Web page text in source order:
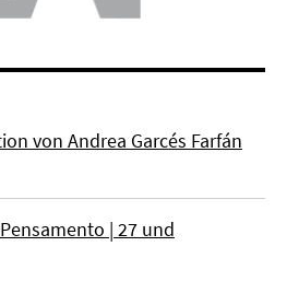
von Andrea Garcés Farfán
| 27 und